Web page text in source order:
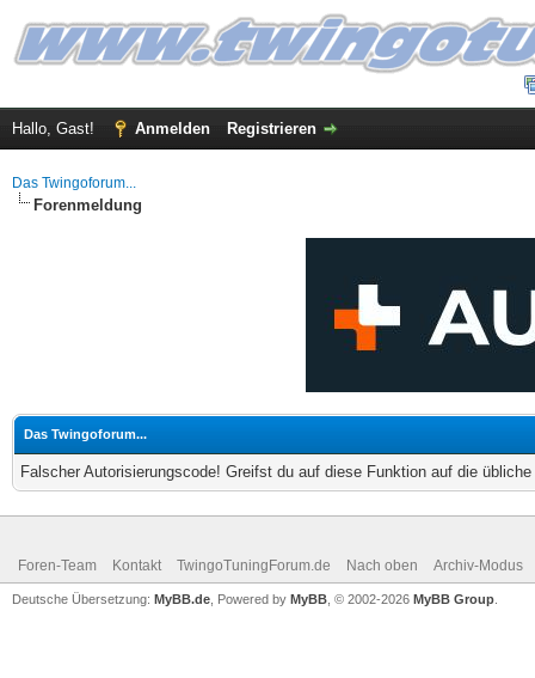
Hallo, Gast! Anmelden Registrieren
Das Twingoforum...
Forenmeldung
Das Twingoforum...
Falscher Autorisierungscode! Greifst du auf diese Funktion auf die
Foren-Team Kontakt TwingoTuningForum.de Nach oben Archiv-Modus
Deutsche Übersetzung: MyBB.de , Powered by MyBB , © 2002-2026 MyBB Group